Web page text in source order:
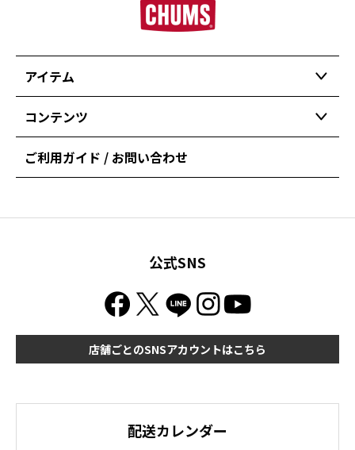
アイテム
コンテンツ
ご利用ガイド / お問い合わせ
公式SNS
店舗ごとのSNSアカウントはこちら
配送カレンダー